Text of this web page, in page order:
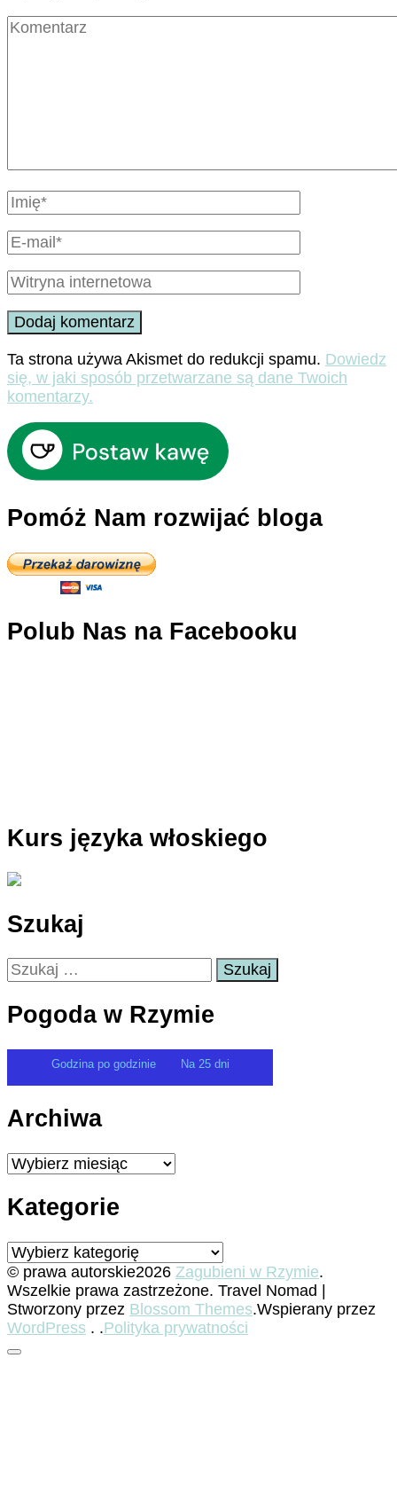
Ta strona używa Akismet do redukcji spamu. Dowiedz
się, w jaki sposób przetwarzane są dane Twoich
komentarzy.
Pomóż Nam rozwijać bloga
Polub Nas na Facebooku
Kurs języka włoskiego
Szukaj
Szukaj:
Pogoda w Rzymie
Godzina po godzinie Na 25 dni
Archiwa
Archiwa
Kategorie
Kategorie
© prawa autorskie2026 Zagubieni w Rzymie.
Wszelkie prawa zastrzeżone. Travel Nomad |
Stworzony przez Blossom Themes.Wspierany przez
WordPress . .Polityka prywatności